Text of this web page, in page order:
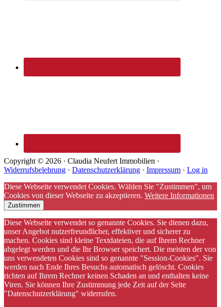
Copyright © 2026 · Claudia Neufert Immobilien ·
Widerrufsbelehrung · Datenschutzerklärung · Impressum · Log in
Diese Webseite verwendet Cookies. Wählen Sie "Zustimmen", um
Cookies von dieser Webseite zu akzeptieren. Weitere Informationen
Zustimmen
Diese Webseite verwendet so genannte Cookies. Sie dienen dazu,
unser Angebot nutzerfreundlicher, effektiver und sicherer zu
machen. Cookies sind kleine Textdateien, die auf Ihrem Rechner
abgelegt werden und die Ihr Browser speichert. Die meisten der von
uns verwendeten Cookies sind so genannte "Session-Cookies". Sie
werden nach Ende Ihres Besuchs automatisch gelöscht. Cookies
richten auf Ihrem Rechner keinen Schaden an und enthalten keine
Viren. Sie können Ihre Zustimmung jede Zeit auf der Seite
"Datenschutzerklärung" widerrufen.